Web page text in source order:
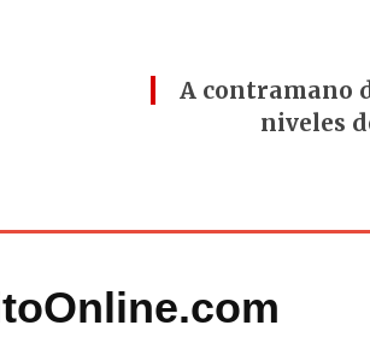
A contramano
niveles